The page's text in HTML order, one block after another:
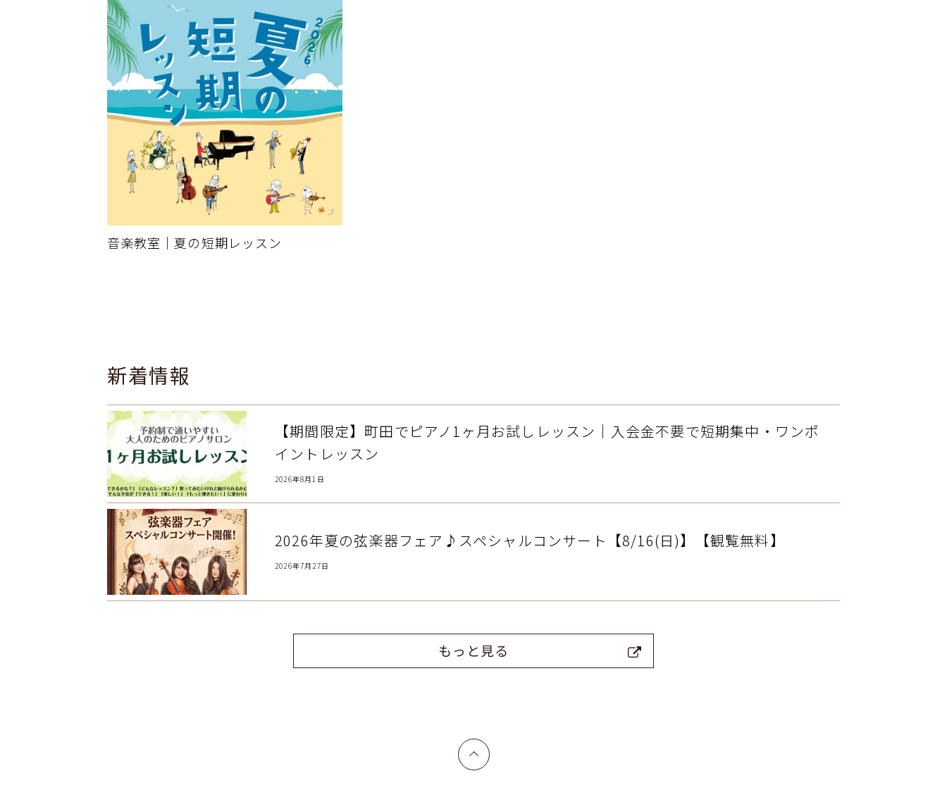
音楽教室｜夏の短期レッスン
新着情報
【期間限定】町田でピアノ1ヶ月お試しレッスン｜入会金不要で短期集中・ワンポ
イントレッスン
2026年8月1日
2026年夏の弦楽器フェア♪スペシャルコンサート【8/16(日)】【観覧無料】
2026年7月27日
もっと見る
上へ戻る